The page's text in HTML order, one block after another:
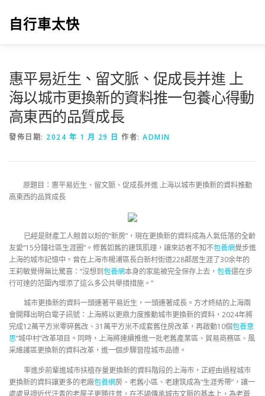
自行車太快
惠平易近生、留文脈、促成長并進 上
海以城市更換新的資料推一包養心得動
高東西的品質成長
發佈日期: 2024 年 1 月 29 日 作者: ADMIN
原題目：惠平易近生、留文脈、促成長并進 上海以城市更換新的資料推動
高東西的品質成長
已經是財產工人翹首以盼的“新房”，現在更換新的資料成為人氣低落的全齡
友愛“15分鐘社區生涯圈”。修舊如舊的建筑肌理，讓來訪者不知不包養網覺步進
上海的城市記憶中。曾在上海市楊浦區長白新村街道228鄰居生涯了30余年的
王莉敏覺得無比驚喜：“沒想到包養網本身的家能被完全保存上去， 包養還在步
行可達的范圍內增添了這么多公共舉措措施。”
城市更換新的資料一頭連著平易近生，一頭連著成長。方才終結的上海兩
會開釋出明白電子訊號：上海將以更鼎力度推動城市更換新的資料，2024年將
完成12萬平方米零碎舊改、31萬平方米不成套舊住房改革，再啟動10個包養意
思“城中村”改革項目。同時，上海將連續推進一批老舊產業區、貿易商務區、風
采維護區更換新的資料改革，進一個步驟晉陞城市品德。
率進步前輩進城市扶植存量更換新的資料階段的上海市，正經由過程城市
更換新的資料讓更多的老廠包養網房、老舊小區、老建筑成為“生涯秀帶”，讓一
處處見證近代汗青的老屋子更勝往昔，在不竭傳承城市文脈的基本上，為老蒼